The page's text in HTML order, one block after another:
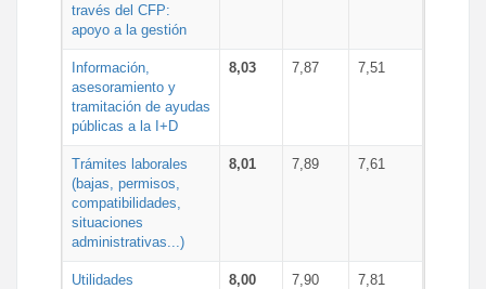
través del CFP:
apoyo a la gestión
Información,
asesoramiento y
tramitación de ayudas
públicas a la I+D
8,03 7,87 7,51
Trámites laborales
(bajas, permisos,
compatibilidades,
situaciones
administrativas...)
8,01 7,89 7,61
Utilidades
8,00 7,90 7,81